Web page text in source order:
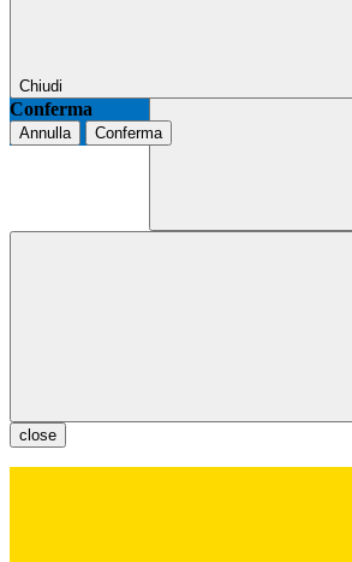
Chiudi
Conferma
Annulla Conferma
close